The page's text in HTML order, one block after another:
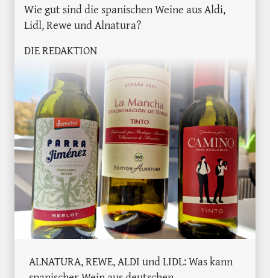
Wie gut sind die spanischen Weine aus Aldi,
Lidl, Rewe und Alnatura?
DIE REDAKTION
ALNATURA, REWE, ALDI und LIDL: Was kann